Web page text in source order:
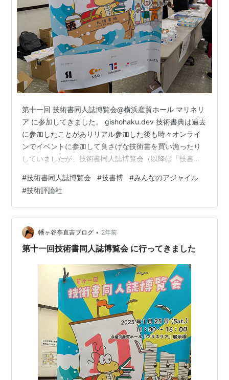
第十一回 技術書同人誌博覧会@横浜産貿ホール マリネリ
ア に参加してきました。 gishohaku.dev 技術書典は過去
に参加したことがありリアル参加した後も時々オンライ
ンでイベントに参加して良さげな技術書を買い漁ったり
していましたが、技術書同人誌博覧会（以降は「技書
書典と何が違う？ 違いが分からなかったので調べてみま
した。以下のような違いがあるようです。 技術書同人誌
博覧会（技書博） 技術に関する同人誌の即売会です。IT
の他に、理工/数学/デザイン/マネジメントなど幅広い技
術を取り扱っています。エンジニアのアウトプットを応
援したい＆増やし…
#技術書同人誌博覧会 #技書博 #みんなのアジャイル
#技術評論社
幡ヶ谷亭直吉ブログ • 2年前
第十一回技術書同人誌博覧会 に行ってきました